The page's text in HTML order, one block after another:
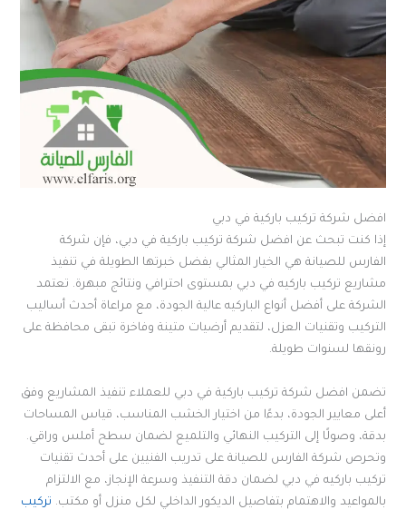
افضل شركة تركيب باركية في دبي
إذا كنت تبحث عن افضل شركة تركيب باركية في دبي، فإن شركة
الفارس للصيانة هي الخيار المثالي بفضل خبرتها الطويلة في تنفيذ
مشاريع تركيب باركيه في دبي بمستوى احترافي ونتائج مبهرة. تعتمد
الشركة على أفضل أنواع الباركيه عالية الجودة، مع مراعاة أحدث أساليب
التركيب وتقنيات العزل، لتقديم أرضيات متينة وفاخرة تبقى محافظة على
رونقها لسنوات طويلة.
تضمن افضل شركة تركيب باركية في دبي للعملاء تنفيذ المشاريع وفق
أعلى معايير الجودة، بدءًا من اختيار الخشب المناسب، قياس المساحات
بدقة، وصولًا إلى التركيب النهائي والتلميع لضمان سطح أملس وراقي.
وتحرص شركة الفارس للصيانة على تدريب الفنيين على أحدث تقنيات
تركيب باركيه في دبي لضمان دقة التنفيذ وسرعة الإنجاز، مع الالتزام
بالمواعيد والاهتمام بتفاصيل الديكور الداخلي لكل منزل أو مكتب. تركيب